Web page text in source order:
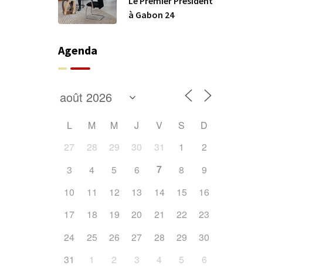
à Gabon 24
Agenda
L M M J V S
D
27
28 29 30 31 1
2
3
4 5 6 7 8
9
10
11 12 13 14 15
16
17
18 19 20 21 22
23
24
25 26 27 28 29
30
31
1 2 3 4 5 6